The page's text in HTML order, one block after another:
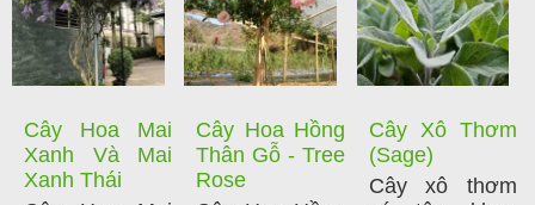
Cây Hoa Mai
Xanh Và Mai
Xanh Thái
Cây Hoa Hồng
Thân Gỗ - Tree
Rose
Cây Xô Thơm
(Sage)
Cây xô thơm